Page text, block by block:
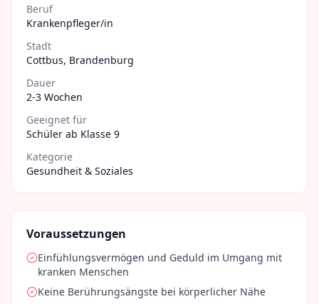
Beruf
Krankenpfleger/in
Stadt
Cottbus, Brandenburg
Dauer
2-3 Wochen
Geeignet für
Schüler ab Klasse 9
Kategorie
Gesundheit & Soziales
Voraussetzungen
Einfühlungsvermögen und Geduld im Umgang mit
kranken Menschen
Keine Berührungsängste bei körperlicher Nähe